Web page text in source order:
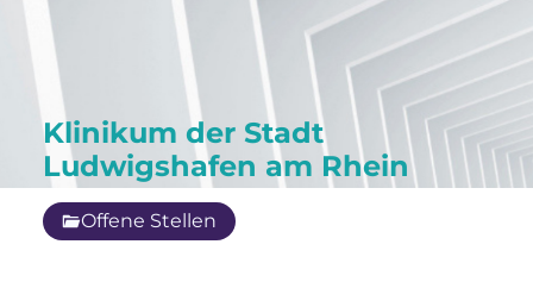
Klinikum der Stadt
Ludwigshafen am Rhein
Offene Stellen